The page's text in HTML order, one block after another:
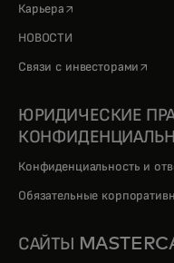
Карьера opens in a new tab
НОВОСТИ
Связи с инвесторами
ЮРИДИЧЕСКИЕ
Конфиденциальность и
Обязательные
САЙТЫ